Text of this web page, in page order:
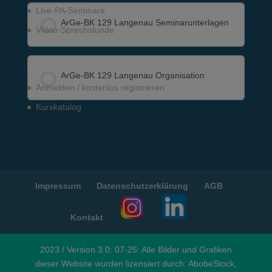
KURS FORTSCHRITT
0% VOLLSTÄNDIG 0/0 Schritte
ArGe-BK 129 Langenau Seminar­unterlagen
0% VOLLSTÄNDIG 0/0 Schritte
ArGe-BK 129 Langenau Organisation
Live-PA-Seminare
Video-Sprechstunde
Anmelden / kostenlos registrieren
Kurskatalog
Impressum Datenschutzerklärung AGB
Kontakt
2023 / Version 3.0: 07-25: Alle Bilder und Grafiken
dieser Website wurden lizensiert durch: AbobeStock,